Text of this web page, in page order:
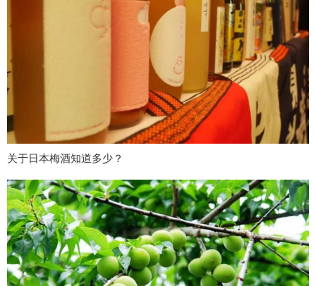
关于日本梅酒知道多少？